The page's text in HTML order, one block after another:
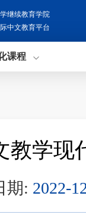
继续教育学院
中文教育平台
课程
教学现
期: 2022-